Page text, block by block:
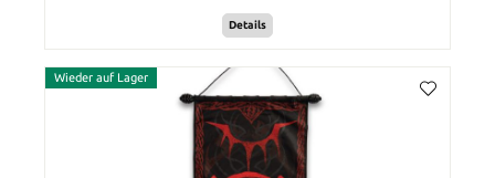
Details
Wieder auf Lager